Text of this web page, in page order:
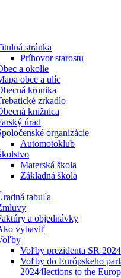
stránka
Príhovor starostu
a okolie
obce a ulíc
kronika
zrkadlo
knižnica
úrad
organizácie
Automotoklub
Materská škola
Základná škola
tabuľa
a objednávky
vybaviť
Voľby prezidenta SR 2024
Voľby do Európskeho
2024⁄Ilections to the